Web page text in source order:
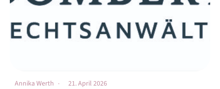
Annika Werth 21. April 2026